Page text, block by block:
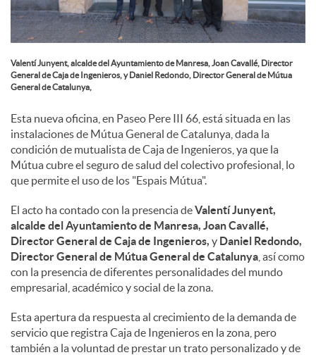
e
s
Valentí Junyent, alcalde del Ayuntamiento de Manresa, Joan Cavallé, Director
General de Caja de Ingenieros, y Daniel Redondo, Director General de Mútua
General de Catalunya,
Esta nueva oficina, en Paseo Pere III 66, está situada en las
instalaciones de Mútua General de Catalunya, dada la
condición de mutualista de Caja de Ingenieros, ya que la
Mútua cubre el seguro de salud del colectivo profesional, lo
que permite el uso de los "Espais Mútua".
El acto ha contado con la presencia deValentí Junyent,
alcalde del Ayuntamiento de Manresa, Joan Cavallé,
Director General de Caja de Ingenieros, y Daniel Redondo,
Director General de Mútua General de Catalunya , así como
con la presencia de diferentes personalidades del mundo
empresarial, académico y social de la zona.
Esta apertura da respuesta al crecimiento de la demanda de
servicio que registra Caja de Ingenieros en la zona, pero
también a la voluntad de prestar un trato personalizado y de